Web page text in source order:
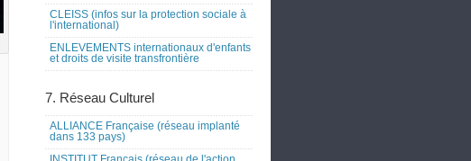
CLEISS (infos sur la protection sociale à
l'international)
ENLEVEMENTS internationaux d'enfants
et droits de visite transfrontière
7. Réseau Culturel
ALLIANCE Française (réseau implanté
dans 133 pays)